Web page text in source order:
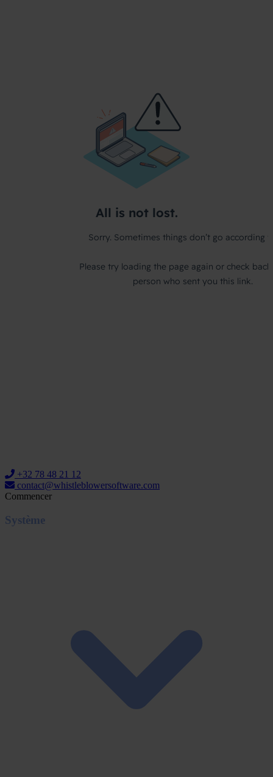
+32 78 48 21 12
contact@whistleblowersoftware.com
Commencer
Système